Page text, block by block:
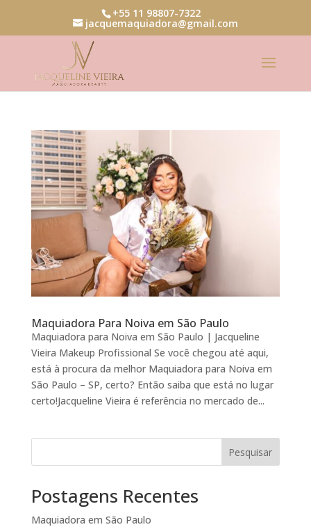
+55 11 98807-7322
jacquemaquiadora@gmail.com
Maquiadora Para Noiva em São Paulo
Maquiadora para Noiva em São Paulo | Jacqueline
Vieira Makeup Profissional Se você chegou até aqui,
está à procura da melhor Maquiadora para Noiva em
São Paulo – SP, certo? Então saiba que está no lugar
certo!Jacqueline Vieira é referência no mercado de...
Pesquisar
Postagens Recentes
Maquiadora em São Paulo